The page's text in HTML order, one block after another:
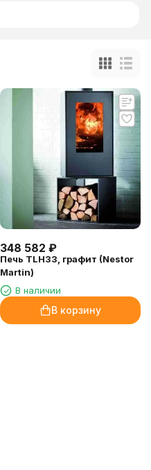
348 582 ₽
Печь TLH33, графит (Nestor
Martin)
В наличии
В корзину